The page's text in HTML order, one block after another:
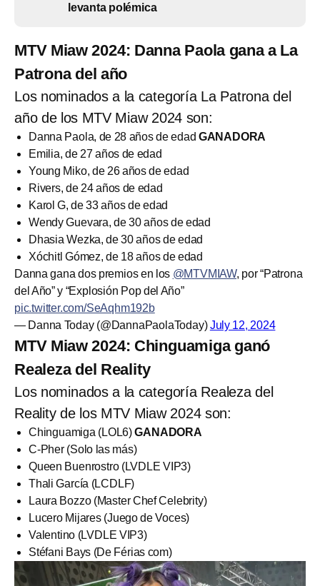
levanta polémica
MTV Miaw 2024: Danna Paola gana a La
Patrona del año
Los nominados a la categoría La Patrona del
año de los MTV Miaw 2024 son:
Danna Paola, de 28 años de edad GANADORA
Emilia, de 27 años de edad
Young Miko, de 26 años de edad
Rivers, de 24 años de edad
Karol G, de 33 años de edad
Wendy Guevara, de 30 años de edad
Dhasia Wezka, de 30 años de edad
Xóchitl Gómez, de 18 años de edad
Danna gana dos premios en los @MTVMIAW, por “Patrona
del Año” y “Explosión Pop del Año”
pic.twitter.com/SeAqhm192b
— Danna Today (@DannaPaolaToday)July 12, 2024
MTV Miaw 2024: Chinguamiga ganó
Realeza del Reality
Los nominados a la categoría Realeza del
Reality de los MTV Miaw 2024 son:
Chinguamiga (LOL6)GANADORA
C-Pher (Solo las más)
Queen Buenrostro (LVDLE VIP3)
Thali García (LCDLF)
Laura Bozzo (Master Chef Celebrity)
Lucero Mijares (Juego de Voces)
Valentino (LVDLE VIP3)
Stéfani Bays (De Férias com)